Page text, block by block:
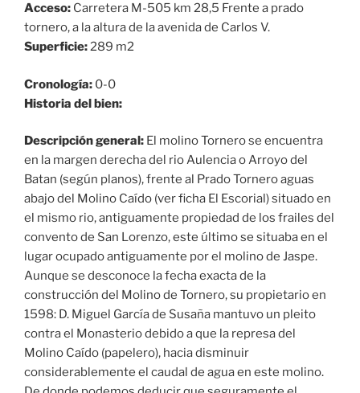
Acceso: Carretera M-505 km 28,5 Frente a prado
tornero, a la altura de la avenida de Carlos V.
Superficie:289 m2
Cronología: 0-0
Historia del bien:
Descripción general: El molino Tornero se encuentra
en la margen derecha del rio Aulencia o Arroyo del
Batan (según planos), frente al Prado Tornero aguas
abajo del Molino Caído (ver ficha El Escorial) situado en
el mismo rio, antiguamente propiedad de los frailes del
convento de San Lorenzo, este último se situaba en el
lugar ocupado antiguamente por el molino de Jaspe.
Aunque se desconoce la fecha exacta de la
construcción del Molino de Tornero, su propietario en
1598: D. Miguel García de Susaña mantuvo un pleito
contra el Monasterio debido a que la represa del
Molino Caído (papelero), hacia disminuir
considerablemente el caudal de agua en este molino.